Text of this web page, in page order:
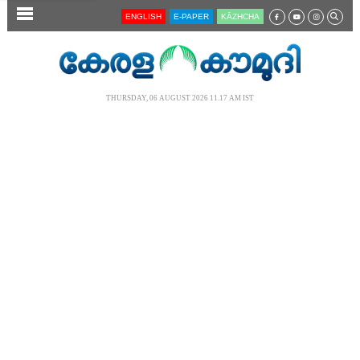
SECTIONS ENGLISH E-PAPER KĀZHCHA
THURSDAY, 06 AUGUST 2026 11.17 AM IST